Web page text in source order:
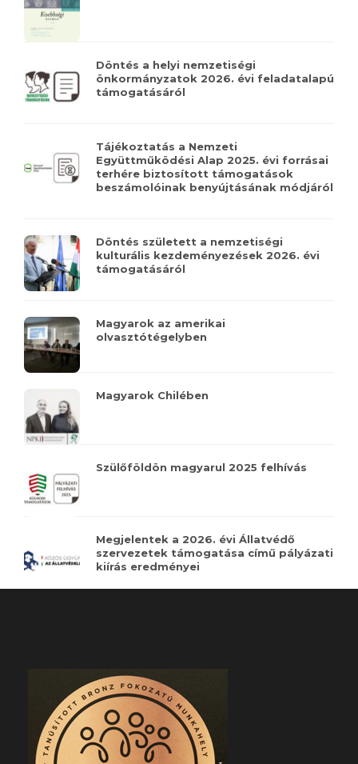
Döntés a helyi nemzetiségi
önkormányzatok 2026. évi feladatalapú
támogatásáról
Tájékoztatás a Nemzeti
Együttműködési Alap 2025. évi forrásai
terhére biztosított támogatások
beszámolóinak benyújtásának módjáról
Döntés született a nemzetiségi
kulturális kezdeményezések 2026. évi
támogatásáról
Magyarok az amerikai
olvasztótégelyben
Magyarok Chilében
Szülőföldön magyarul 2025 felhívás
Megjelentek a 2026. évi Állatvédő
szervezetek támogatása című pályázati
kiírás eredményei